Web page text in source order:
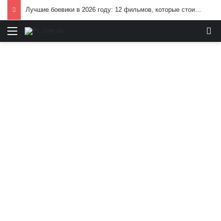
Лучшие боевики в 2026 году: 12 фильмов, которые стоит посмотреть
Меню